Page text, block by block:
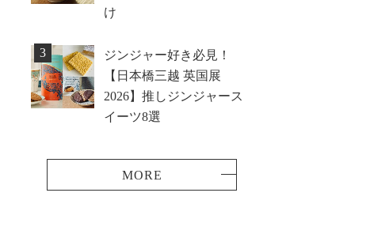
け
3
ジンジャー好き必見！
【日本橋三越 英国展
2026】推しジンジャース
イーツ8選